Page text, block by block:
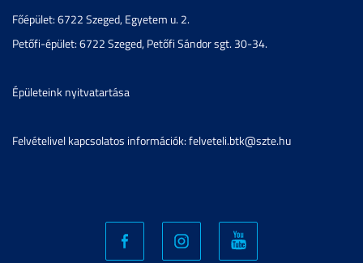
Főépület: 6722 Szeged, Egyetem u. 2.
Petőfi-épület: 6722 Szeged, Petőfi Sándor sgt. 30-34.
Épületeink nyitvatartása
Felvételivel kapcsolatos információk: felveteli.btk@szte.hu